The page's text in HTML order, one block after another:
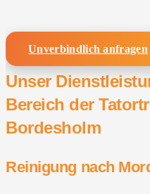
Unverbindlich anfragen
Unser
Bereich der
Bordesholm
Reinigung nach